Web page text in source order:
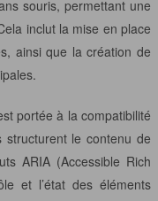
souris, permettant une
inclut la mise en place
ainsi que la création de
portée à la compatibilité
structurent le contenu de
ARIA (Accessible Rich
et l’état des éléments